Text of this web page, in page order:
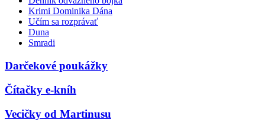
Krimi Dominika Dána
Učím sa rozprávať
Duna
Smradi
Darčekové poukážky
Čítačky e-kníh
Vecičky od Martinusu